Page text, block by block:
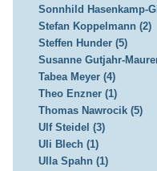
Sonnhild Hasenkamp-
Stefan Koppelmann (2)
Steffen Hunder (5)
Susanne Gutjahr-
Tabea Meyer (4)
Theo Enzner (1)
Thomas Nawrocik (5)
Ulf Steidel (3)
Uli Blech (1)
Ulla Spahn (1)